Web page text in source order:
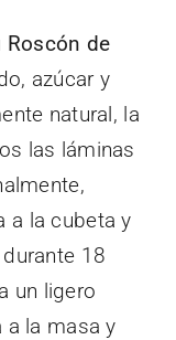
Roscón de
azúcar y
natural, la
las láminas
a la cubeta y
18
un ligero
a la masa y